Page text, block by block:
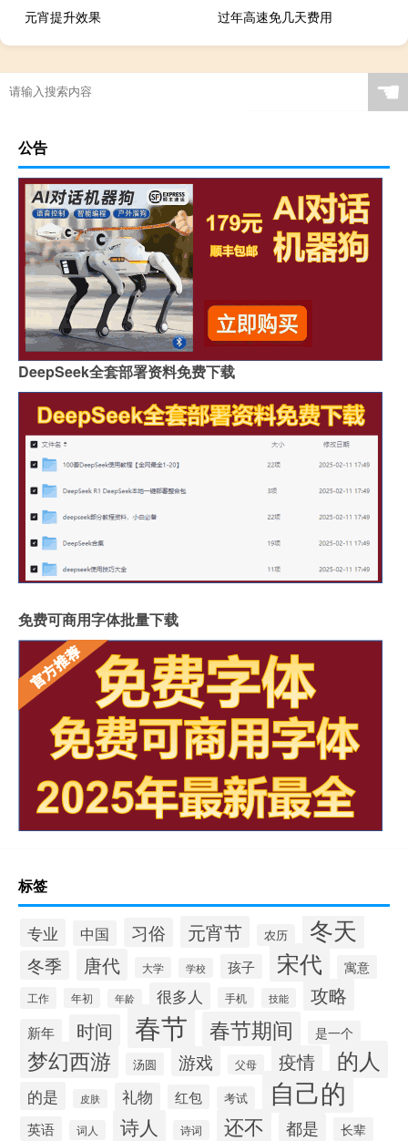
元宵提升效果 过年高速免几天费用
☚
公告
DeepSeek全套部署资料免费下载
免费可商用字体批量下载
标签
专业 中国 习俗 元宵节 农历 冬天
冬季 唐代 大学 学校 孩子 宋代 寓意
工作 年初 年龄 很多人 手机 技能 攻略
新年 时间 春节 春节期间 是一个
梦幻西游 汤圆 游戏 父母 疫情 的人
的是 皮肤 礼物 红包 考试 自己的
英语 词人 诗人 诗词 还不 都是 长辈